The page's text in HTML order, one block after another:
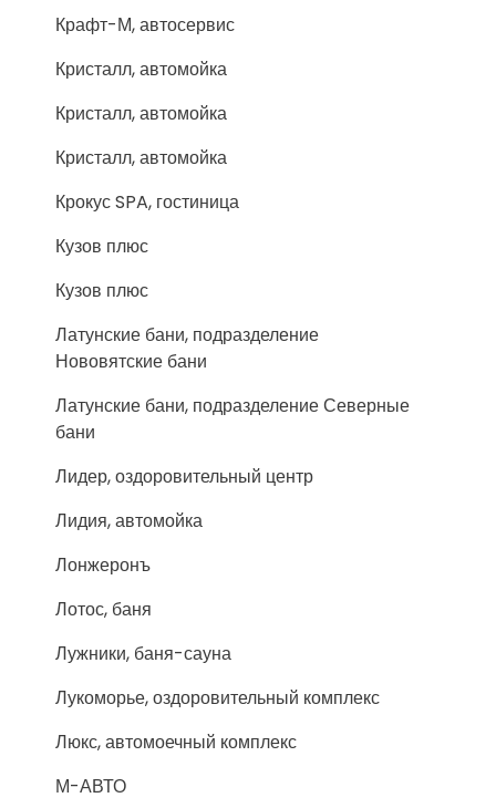
Крафт-М, автосервис
Кристалл, автомойка
Кристалл, автомойка
Кристалл, автомойка
Крокус SPA, гостиница
Кузов плюс
Кузов плюс
Латунские бани, подразделение
Нововятские бани
Латунские бани, подразделение Северные
бани
Лидер, оздоровительный центр
Лидия, автомойка
Лонжеронъ
Лотос, баня
Лужники, баня-сауна
Лукоморье, оздоровительный комплекс
Люкс, автомоечный комплекс
М-АВТО